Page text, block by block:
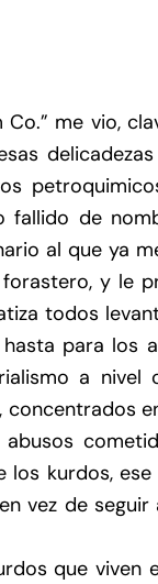
me vio,
de
al que ya
y le
todos
para los
a nivel
kurdos,
vez de
que viven